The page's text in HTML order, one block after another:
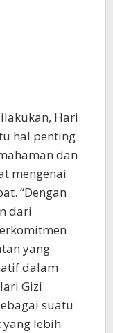
Hari
hal penting
dan
mengenai
“Dengan
dari
yang
dalam
Gizi
suatu
lebih